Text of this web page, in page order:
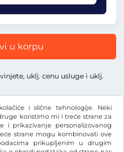
i slične tehnologije. Neki
koristimo mi i treće strane za
i prikazivanje personalizovanog
strane mogu kombinovati ove
prikupljenim u drugim
u korpu
uklj. cenu usluge i uklj.